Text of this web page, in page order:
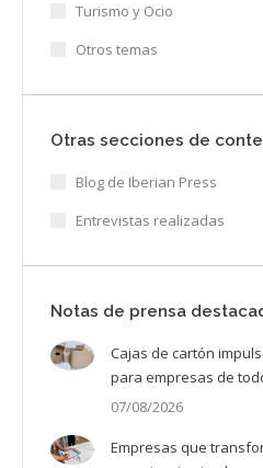
Turismo y Ocio
Otros temas
Otras secciones de
Blog de Iberian Press
Entrevistas realizadas
Notas de prensa
Cajas de cartón
para empresas de
07/08/2026
Empresas que